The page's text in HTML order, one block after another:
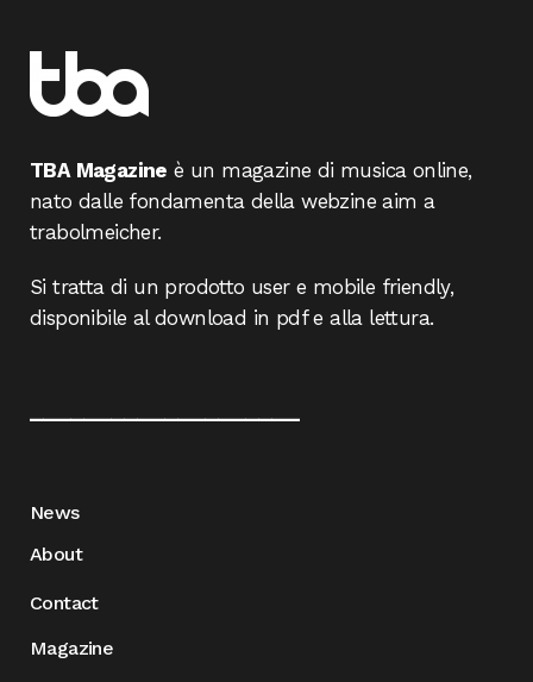
TBA Magazine è un magazine di musica online,
nato dalle fondamenta della webzine aim a
trabolmeicher.
Si tratta di un prodotto user e mobile friendly,
disponibile al download in pdf e alla lettura.
News
About
Contact
Magazine